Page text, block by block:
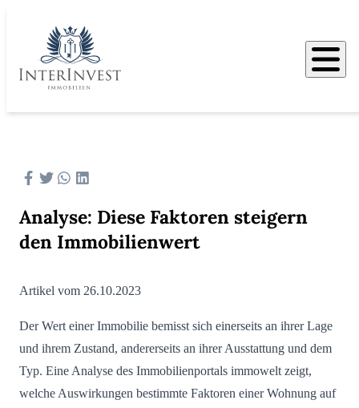
Analyse: Diese Faktoren steigern
den Immobilienwert
Artikel vom 26.10.2023
Der Wert einer Immobilie bemisst sich einerseits an ihrer Lage
und ihrem Zustand, andererseits an ihrer Ausstattung und dem
Typ. Eine Analyse des Immobilienportals immowelt zeigt,
welche Auswirkungen bestimmte Faktoren einer Wohnung auf